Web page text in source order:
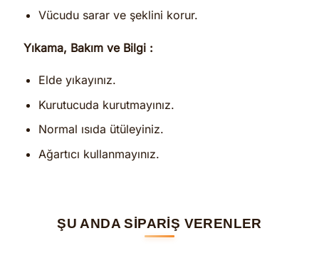
Vücudu sarar ve şeklini korur.
Yıkama, Bakım ve Bilgi :
Elde yıkayınız.
Kurutucuda kurutmayınız.
Normal ısıda ütüleyiniz.
Ağartıcı kullanmayınız.
ŞU ANDA SİPARİŞ VERENLER